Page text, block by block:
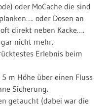
oder MoCache die sind
oder Dosen an
direkt neben Kacke….
gar nicht mehr.
Erlebnis beim
m Höhe über einen Fluss
Sicherung.
getaucht (dabei war die